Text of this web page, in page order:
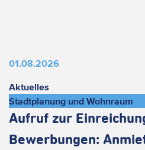
01.08.2026
Aktuelles
Stadtplanung und Wohnraum
Aufruf zur
Bewerbungen: